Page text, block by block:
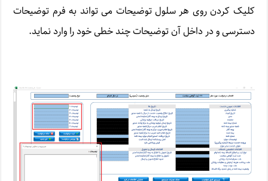
کلیک کردن روی هر سلول توضیحات می تواند به فرم توضیحات
دسترسی و در داخل آن توضیحات چند خطی خود را وارد نماید.